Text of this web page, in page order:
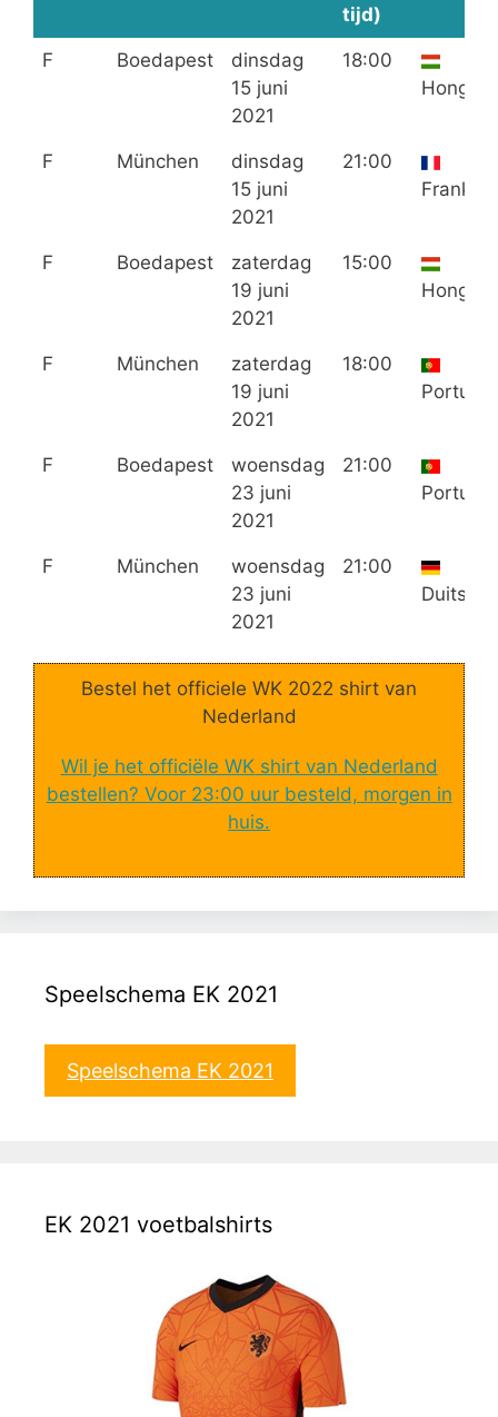
tijd)
F Boedapest
dinsdag
15 juni
2021
18:00
F München
dinsdag
15 juni
2021
21:00
Frankrijk
F Boedapest
zaterdag
19 juni
2021
15:00
F München
zaterdag
19 juni
2021
18:00
Portugal
F Boedapest
woensdag
23 juni
2021
21:00
Portugal
F München
woensdag
23 juni
2021
21:00
Bestel het officiele WK 2022 shirt van
Nederland
Wil je het officiële WK shirt van Nederland
bestellen? Voor 23:00 uur besteld, morgen in
huis.
Speelschema EK 2021
Speelschema EK 2021
EK 2021 voetbalshirts